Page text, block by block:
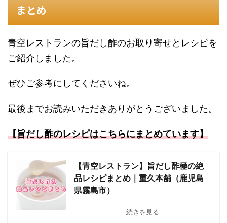
まとめ
青空レストランの旨だし酢のお取り寄せとレシピを
ご紹介しました。
ぜひご参考にしてくださいね。
最後までお読みいただきありがとうございました。
【旨だし酢のレシピはこちらにまとめています】
【青空レストラン】旨だし酢極の絶
品レシピまとめ｜重久本舗（鹿児島
県霧島市）
続きを見る